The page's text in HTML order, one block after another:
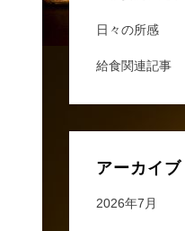
日々の所感
給食関連記事
アーカイブ
2026年7月